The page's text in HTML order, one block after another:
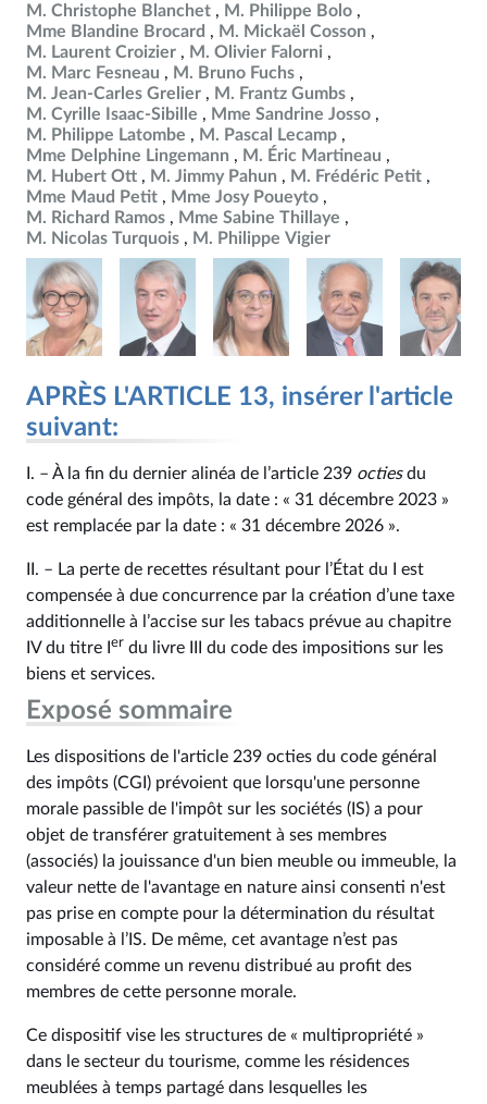
M. Christophe Blanchet
M. Philippe Bolo
Mme Blandine Brocard
M. Mickaël Cosson
M. Laurent Croizier
M. Olivier Falorni
M. Marc Fesneau
M. Bruno Fuchs
M. Jean-Carles Grelier
M. Frantz Gumbs
M. Cyrille Isaac-Sibille
Mme Sandrine Josso
M. Philippe Latombe
M. Pascal Lecamp
Mme Delphine Lingemann
M. Éric Martineau
M. Hubert Ott
M. Jimmy Pahun
M. Frédéric Petit
Mme Maud Petit
Mme Josy Poueyto
M. Richard Ramos
Mme Sabine Thillaye
M. Nicolas Turquois
M. Philippe Vigier
APRÈS L'ARTICLE 13, insérer l'article
suivant:
I. – À la fin du dernier alinéa de l’article 239 octiesdu
code général des impôts, la date : « 31 décembre 2023 »
est remplacée par la date : « 31 décembre 2026 ».
II. – La perte de recettes résultant pour l’État du I est
compensée à due concurrence par la création d’une taxe
additionnelle à l’accise sur les tabacs prévue au chapitre
IV du titre I er du livre III du code des impositions sur les
biens et services.
Exposé sommaire
Les dispositions de l'article 239 octies du code général
des impôts (CGI) prévoient que lorsqu'une personne
morale passible de l'impôt sur les sociétés (IS) a pour
objet de transférer gratuitement à ses membres
(associés) la jouissance d'un bien meuble ou immeuble, la
valeur nette de l'avantage en nature ainsi consenti n'est
pas prise en compte pour la détermination du résultat
imposable à l’IS. De même, cet avantage n’est pas
considéré comme un revenu distribué au profit des
membres de cette personne morale.
Ce dispositif vise les structures de « multipropriété »
dans le secteur du tourisme, comme les résidences
meublées à temps partagé dans lesquelles les